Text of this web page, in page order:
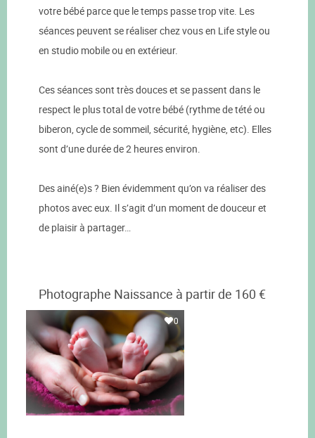
votre bébé parce que le temps passe trop vite. Les
séances peuvent se réaliser chez vous en Life style ou
en studio mobile ou en extérieur.
Ces séances sont très douces et se passent dans le
respect le plus total de votre bébé (rythme de tété ou
biberon, cycle de sommeil, sécurité, hygiène, etc). Elles
sont d’une durée de 2 heures environ.
Des ainé(e)s ? Bien évidemment qu’on va réaliser des
photos avec eux. Il s’agit d’un moment de douceur et
de plaisir à partager…
Photographe Naissance à partir de 160 €
0